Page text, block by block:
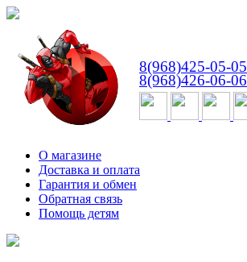
8(968)425-05-05
8(968)426-06-06
О магазине
Доставка и оплата
Гарантия и обмен
Обратная связь
Помощь детям